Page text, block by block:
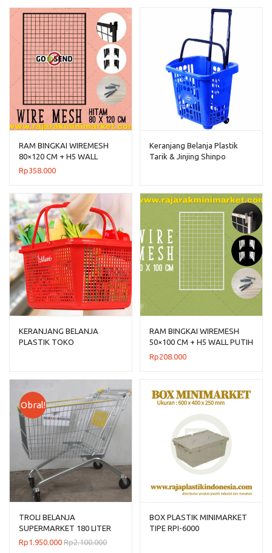
RAM BINGKAI WIREMESH
80×120 CM + H5 WALL
HITAM
Rp358.000
Keranjang Belanja Plastik
Tarik & Jinjing Shinpo
KERANJANG BELANJA
PLASTIK TOKO
RAM BINGKAI WIREMESH
50×100 CM + H5 WALL PUTIH
Rp208.000
Obral!
TROLI BELANJA
SUPERMARKET 180 LITER
TIPE TS-180L RAJARAK
Rp1.950.000 Rp2.100.000
BOX PLASTIK MINIMARKET
TIPE RPI-6000